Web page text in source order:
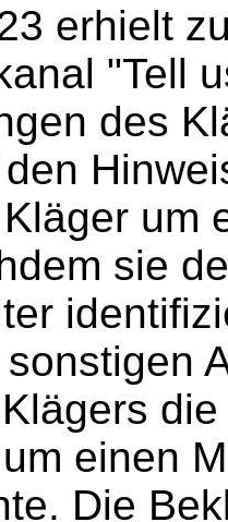
erhielt
"Tell
des
um
sie
einen
Die